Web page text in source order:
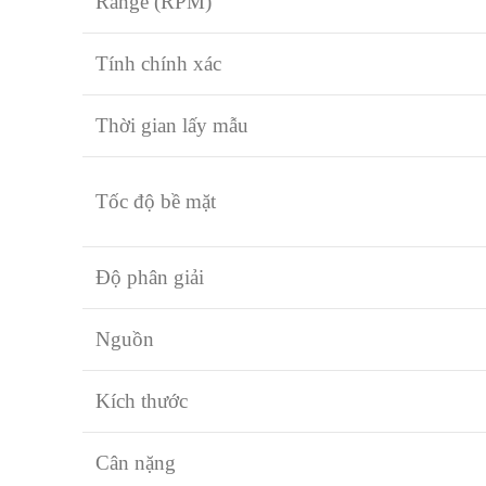
Tính chính xác
Thời gian lấy mẫu
Tốc độ bề mặt
Độ phân giải
Nguồn
Kích thước
Cân nặng